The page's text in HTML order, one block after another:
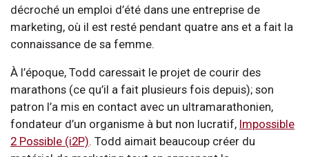
décroché un emploi d’été dans une entreprise de
marketing, où il est resté pendant quatre ans et a fait la
connaissance de sa femme.
À l’époque, Todd caressait le projet de courir des
marathons (ce qu’il a fait plusieurs fois depuis); son
patron l’a mis en contact avec un ultramarathonien,
fondateur d’un organisme à but non lucratif, Impossible
2 Possible (i2P). Todd aimait beaucoup créer du